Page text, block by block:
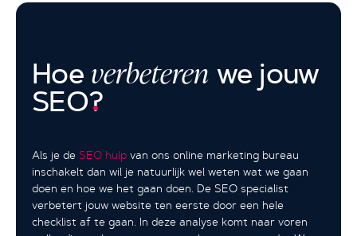
Hoe verbeteren we jouw
SEO?
Als je de SEO hulp van ons online marketing bureau
inschakelt dan wil je natuurlijk wel weten wat we gaan
doen en hoe we het gaan doen. De SEO specialist
verbetert jouw website ten eerste door een hele
checklist af te gaan. In deze analyse komt naar voren